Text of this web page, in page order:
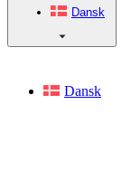
Dansk
Dansk